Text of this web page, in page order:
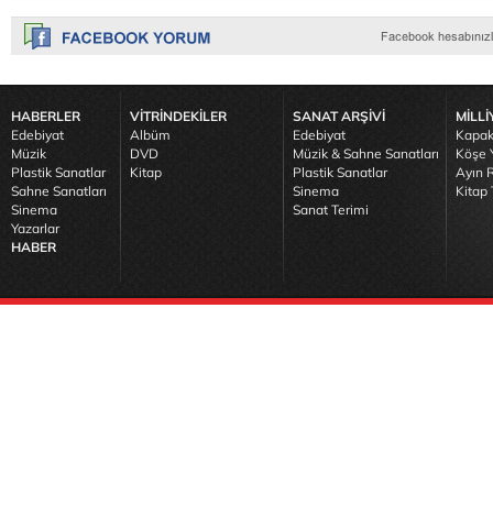
HABERLER
Edebiyat
Müzik
Plastik Sanatlar
Sahne Sanatları
Sinema
Yazarlar
HABER
VİTRİNDEKİLER
Albüm
DVD
Kitap
SANAT ARŞİVİ
Edebiyat
Müzik & Sahne Sanatları
Plastik Sanatlar
Sinema
Sanat Terimi
Köşe
Ayın
Kitap